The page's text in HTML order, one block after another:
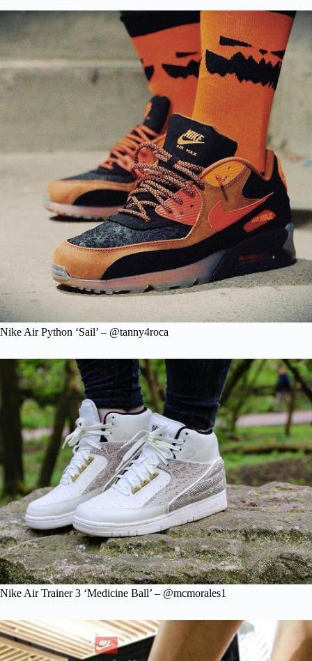
Nike Air Python ‘Sail’ – @tanny4roca
Nike Air Trainer 3 ‘Medicine Ball’ – @mcmorales1